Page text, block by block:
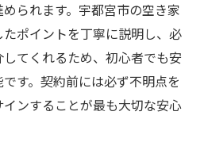
られます。宇都宮市の空き家
ポイントを丁寧に説明し、必
てくれるため、初心者でも安
す。契約前には必ず不明点を
ンすることが最も大切な安心